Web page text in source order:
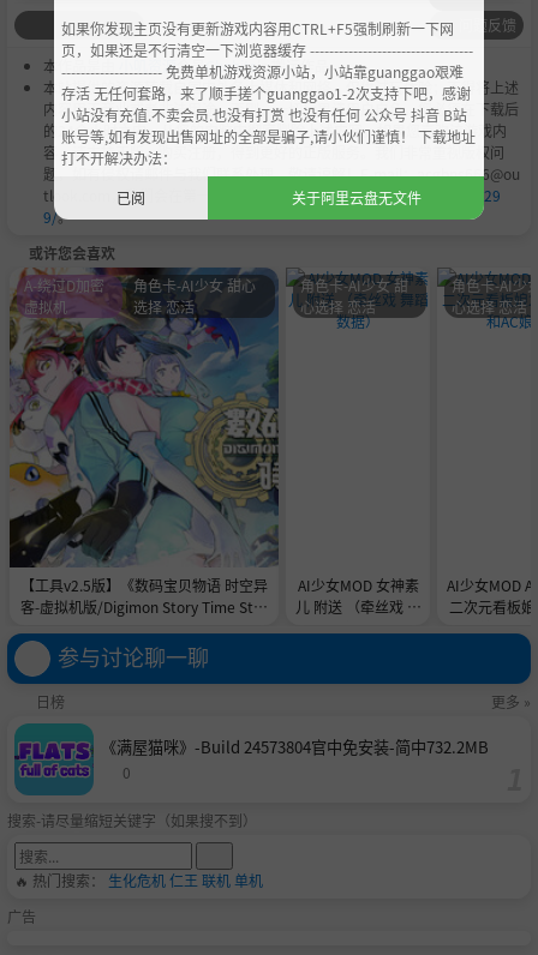
问题反馈
本作品是由
小叽资源会员Chobits's 搬运作品.
本站提供的资源转载自国内外各大媒体和网络，仅供试玩体验；不得将上述
内容用于商业或者非法用途，否则，一切后果请用户自负。您必须在下载后
的24个小时之内，从您的电脑中彻底删除上述内容。如果您喜欢该游戏内
容，请支持正版，购买注册，得到更好的正版服务。我们非常重视版权问
题，如有侵权请邮件与我们联系处理。敬请谅解！E-mail：acgbns666@ou
tlook.com，我们会在第一时间断开下载链接https://steamzg.com/829
9/。
或许您会喜欢
【工具v2.5版】《数码宝贝物语 时空异
客-虚拟机版/Digimon Story Time Stra
官中免安装-简中31.1GB
A-绕过D加密
虚拟机
角色卡-AI少女 甜心
选择 恋活
AI少女MOD 女神素
儿 附送 （牵丝戏 舞
角色卡-AI少女 甜
心选择 恋活
AI少女MOD A
二次元看板
角色卡-AI少
心选择 恋活
参与讨论聊一聊
日榜 更多 »
《满屋猫咪》-Build 24573804官中免安装-简中732.2MB
0
搜索-请尽量缩短关键字（如果搜不到）
🔥 热门搜索： 生化危机仁王 联机单机
广告
如果你发现主页没有更新游戏内容用CTRL+F5强制刷新一下网
页，如果还是不行清空一下浏览器缓存 ----------------------------------
--------------------- 免费单机游戏资源小站，小站靠guanggao艰难
存活 无任何套路，来了顺手搓个guanggao1-2次支持下吧，感谢
小站没有充值.不卖会员.也没有打赏 也没有任何 公众号 抖音 B站
账号等,如有发现出售网址的全部是骗子,请小伙们谨慎！ 下载地址
打不开解决办法：
已阅
关于阿里云盘无文件